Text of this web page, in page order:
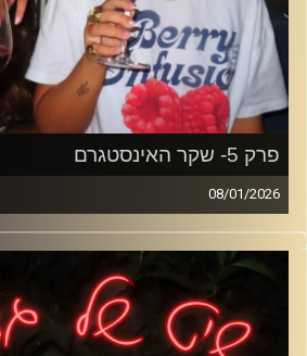
פרק 5- שקר האינסטגרם
08/01/2026
הסטורי מושלם, החיים פחות.
פוזות, קנאה, תשומת לב ולמה כולנו שם.
בלי פילטרים (כמעט).
קרדיט תמונות: נופר שחם